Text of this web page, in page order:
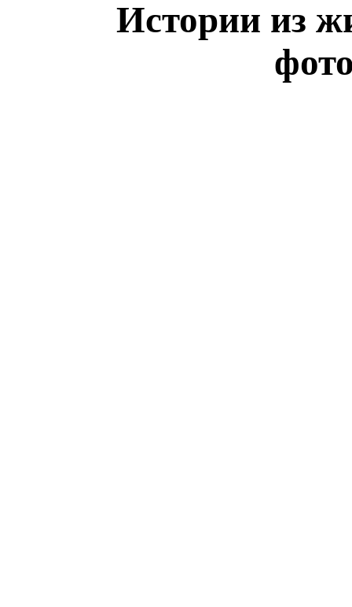
Истории из